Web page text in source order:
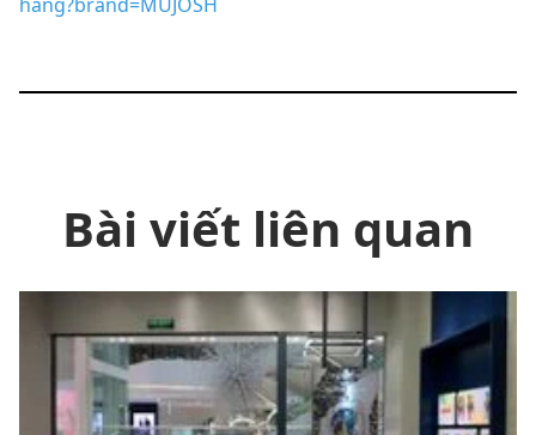
Bài viết liên quan